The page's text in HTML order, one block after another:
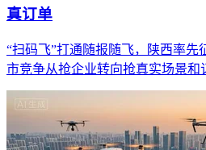
真订单
“扫码飞”打通随报随飞，陕西率先
市竞争从抢企业转向抢真实场景和